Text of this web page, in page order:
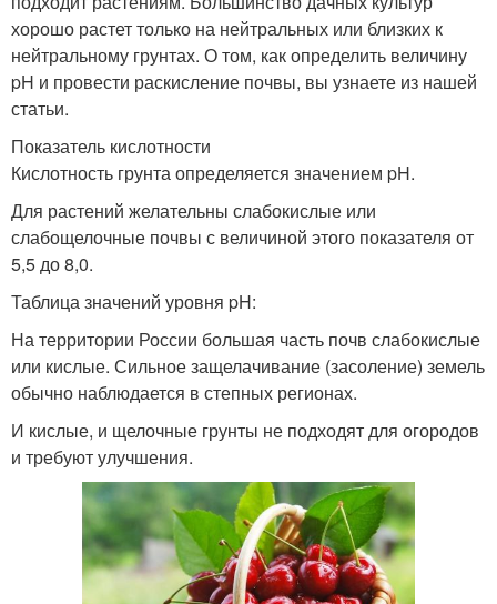
хорошо растет только на нейтральных или близких к
нейтральному грунтах. О том, как определить величину
pH и провести раскисление почвы, вы узнаете из нашей
статьи.
Показатель кислотности
Кислотность грунта определяется значением pH.
Для растений желательны слабокислые или
слабощелочные почвы с величиной этого показателя от
5,5 до 8,0.
Таблица значений уровня pH:
На территории России большая часть почв слабокислые
или кислые. Сильное защелачивание (засоление) земель
обычно наблюдается в степных регионах.
И кислые, и щелочные грунты не подходят для огородов
и требуют улучшения.